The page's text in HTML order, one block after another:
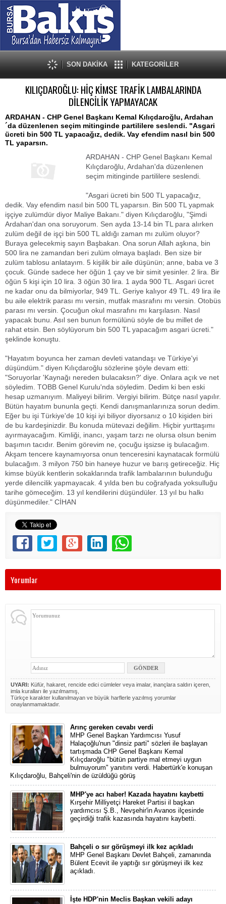
SON DAKİKA KATEGORİLER
KILIÇDAROĞLU: HİÇ KİMSE TRAFİK LAMBALARINDA
DİLENCİLİK YAPMAYACAK
ARDAHAN - CHP Genel Başkanı Kemal Kılıçdaroğlu, Ardahan
´da düzenlenen seçim mitinginde partililere seslendi. "Asgari
ücreti bin 500 TL yapacağız, dedik. Vay efendim nasıl bin 500
TL yaparsın.
ARDAHAN - CHP Genel Başkanı Kemal
Kılıçdaroğlu, Ardahan'da düzenlenen
seçim mitinginde partililere seslendi.
"Asgari ücreti bin 500 TL yapacağız,
dedik. Vay efendim nasıl bin 500 TL yaparsın. Bin 500 TL yapmak
işçiye zulümdür diyor Maliye Bakanı." diyen Kılıçdaroğlu, "Şimdi
Ardahan'dan ona soruyorum. Sen ayda 13-14 bin TL para alırken
zulüm değil de işçi bin 500 TL aldığı zaman mı zulüm oluyor?
Buraya gelecekmiş sayın Başbakan. Ona sorun Allah aşkına, bin
500 lira ne zamandan beri zulüm olmaya başladı. Ben size bir
zulüm tablosu anlatayım. 5 kişilik bir aile düşünün; anne, baba ve 3
çocuk. Günde sadece her öğün 1 çay ve bir simit yesinler. 2 lira. Bir
öğün 5 kişi için 10 lira. 3 öğün 30 lira. 1 ayda 900 TL. Asgari ücret
ne kadar onu da bilmiyorlar, 949 TL. Geriye kalıyor 49 TL. 49 lira ile
bu aile elektrik parası mı versin, mutfak masrafını mı versin. Otobüs
parası mı versin. Çocuğun okul masrafını mı karşılasın. Nasıl
yapacak bunu. Asıl sen bunun formülünü söyle de bu millet de
rahat etsin. Ben söylüyorum bin 500 TL yapacağım asgari ücreti."
şeklinde konuştu.
"Hayatım boyunca her zaman devleti vatandaşı ve Türkiye'yi
düşündüm." diyen Kılıçdaroğlu sözlerine şöyle devam etti:
"Soruyorlar 'Kaynağı nereden bulacaksın?' diye. Onlara açık ve net
söyledim. TOBB Genel Kurulu'nda söyledim. Dedim ki ben eski
hesap uzmanıyım. Maliyeyi bilirim. Vergiyi bilirim. Bütçe nasıl yapılır.
Bütün hayatım bununla geçti. Kendi danışmanlarınıza sorun dedim.
Eğer bu işi Türkiye'de 10 kişi iyi biliyor diyorsanız o 10 kişiden biri
de bu kardeşinizdir. Bu konuda mütevazi değilim. Hiçbir yurttaşımı
ayırmayacağım. Kimliği, inancı, yaşam tarzı ne olursa olsun benim
başımın tacıdır. Benim görevim ne, çocuğu işsizse iş bulacağım.
Akşam tencere kaynamıyorsa onun tenceresini kaynatacak formülü
bulacağım. 3 milyon 750 bin haneye huzur ve barış getireceğiz. Hiç
kimse büyük kentlerin sokaklarında trafik lambalarının bulunduğu
yerde dilencilik yapmayacak. 4 yılda ben bu coğrafyada yoksulluğu
tarihe gömeceğim. 13 yıl kendilerini düşündüler. 13 yıl bu halkı
düşünmediler." CİHAN
Yorumlar
UYARI: Küfür, hakaret, rencide edici cümleler veya imalar, inançlara saldırı içeren,
imla kuralları ile yazılmamış,
Türkçe karakter kullanılmayan ve büyük harflerle yazılmış yorumlar
onaylanmamaktadır.
Arınç gereken cevabı verdi
MHP Genel Başkan Yardımcısı Yusuf
Halaçoğlu'nun "dinsiz parti" sözleri ile başlayan
tartışmada CHP Genel Başkanı Kemal
Kılıçdaroğlu "bütün partiye mal etmeyi uygun
bulmuyorum" yanıtını verdi. Habertürk'e konuşan
Kılıçdaroğlu, Bahçeli'nin de üzüldüğü görüş
MHP'ye acı haber! Kazada hayatını kaybetti
Kırşehir Milliyetçi Hareket Partisi il başkan
yardımcısı Ş.B., Nevşehir'in Avanos ilçesinde
geçirdiği trafik kazasında hayatını kaybetti.
Bahçeli o sır görüşmeyi ilk kez açıkladı
MHP Genel Başkanı Devlet Bahçeli, zamanında
Bülent Ecevit ile yaptığı sır görüşmeyi ilk kez
açıkladı.
İşte HDP'nin Meclis Başkan vekili adayı